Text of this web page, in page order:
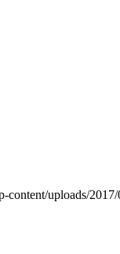
content/uploads/